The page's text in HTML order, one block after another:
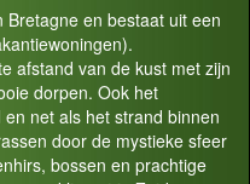
en bestaat uit een
afstand van de kust met zijn
dorpen. Ook het
net als het strand binnen
door de mystieke sfeer
bossen en prachtige